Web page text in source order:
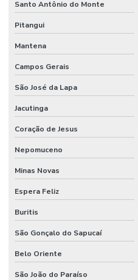
Santo Antônio do Monte
Pitangui
Mantena
Campos Gerais
São José da Lapa
Jacutinga
Coração de Jesus
Nepomuceno
Minas Novas
Espera Feliz
Buritis
São Gonçalo do Sapucaí
Belo Oriente
São João do Paraíso